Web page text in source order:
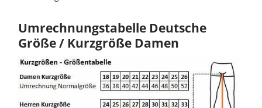
Umrechnungstabelle Deutsche
Größe / Kurzgröße Damen